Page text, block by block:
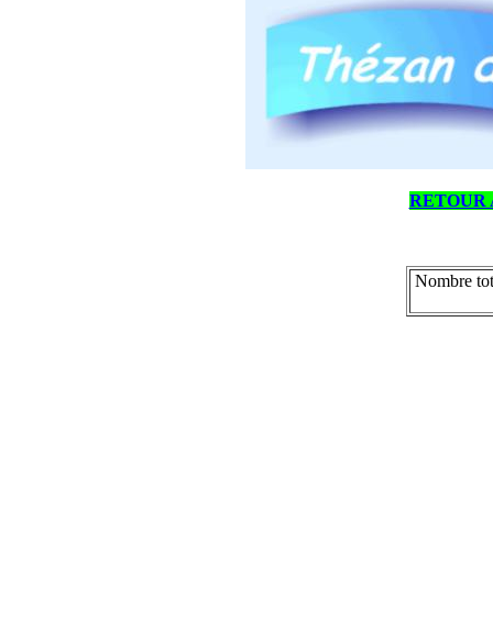
RETOUR
Nombre